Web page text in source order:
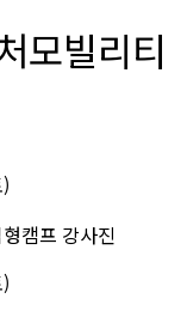
모빌리티
캠프 강사진